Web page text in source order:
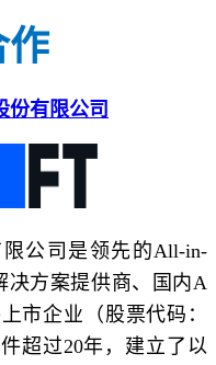
作
份有限公司
公司是领先的All-in-
决方案提供商、国内A
市企业（股票代码：
超过20年，建立了以